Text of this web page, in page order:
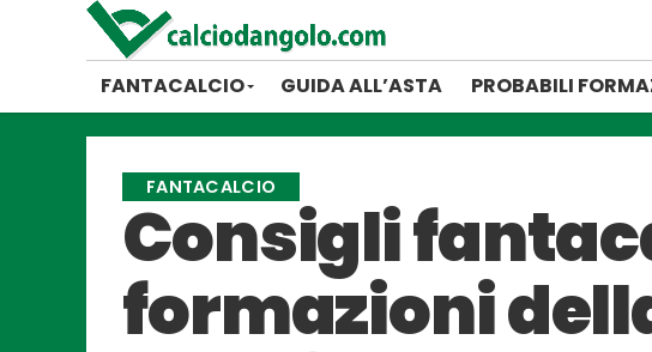
FANTACALCIO GUIDA ALL’ASTA PROBABILI
FANTACALCIO
Consigli
formazioni